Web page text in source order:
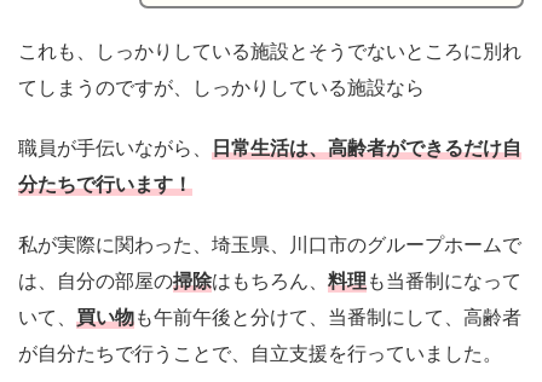
これも、しっかりしている施設とそうでないところに別れ
てしまうのですが、しっかりしている施設なら
職員が手伝いながら、 日常生活は、高齢者ができるだけ自
分たちで行います！
私が実際に関わった、埼玉県、川口市のグループホームで
は、自分の部屋の掃除はもちろん、 料理も当番制になって
いて、 買い物も午前午後と分けて、当番制にして、高齢者
が自分たちで行うことで、自立支援を行っていました。